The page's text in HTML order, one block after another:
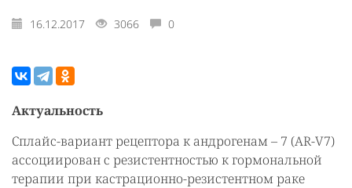
16.12.2017 3066 0
Актуальность
Сплайс-вариант рецептора к андрогенам – 7 (AR-V7)
ассоциирован с резистентностью к гормональной
терапии при кастрационно-резистентном раке